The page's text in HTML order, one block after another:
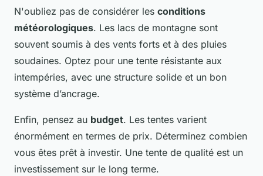
N'oubliez pas de considérer les conditions
météorologiques. Les lacs de montagne sont
souvent soumis à des vents forts et à des pluies
soudaines. Optez pour une tente résistante aux
intempéries, avec une structure solide et un bon
système d’ancrage.
Enfin, pensez au budget. Les tentes varient
énormément en termes de prix. Déterminez combien
vous êtes prêt à investir. Une tente de qualité est un
investissement sur le long terme.